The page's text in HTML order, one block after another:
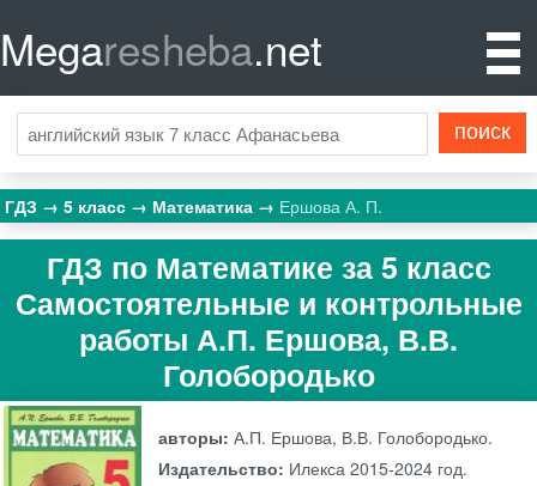
Megaresheba.net
ГДЗ 5 класс Математика Ершова А. П.
ГДЗ по Математике за 5 класс
Самостоятельные и контрольные
работы А.П. Ершова, В.В.
Голобородько
авторы:А.П. Ершова, В.В. Голобородько.
Издательство: Илекса 2015-2024 год.